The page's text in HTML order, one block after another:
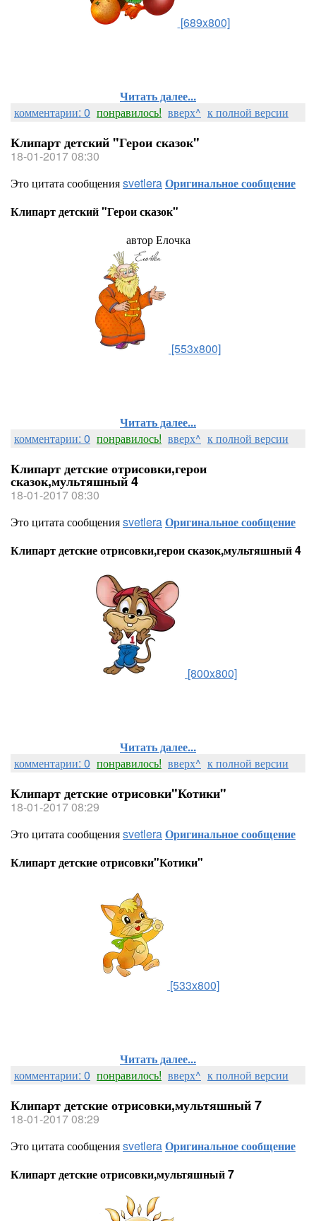
[689x800]
Читать далее...
комментарии: 0 понравилось! вверх^ к полной версии
Клипарт детский "Герои сказок"
18-01-2017 08:30
Это цитата сообщенияsvetleraОригинальное сообщение
Клипарт детский "Герои сказок"
автор Елочка
[553x800]
Читать далее...
комментарии: 0 понравилось! вверх^ к полной версии
Клипарт детские отрисовки,герои
сказок,мультяшный 4
18-01-2017 08:30
Это цитата сообщенияsvetleraОригинальное сообщение
Клипарт детские отрисовки,герои сказок,мультяшный 4
[800x800]
Читать далее...
комментарии: 0 понравилось! вверх^ к полной версии
Клипарт детские отрисовки"Котики"
18-01-2017 08:29
Это цитата сообщенияsvetleraОригинальное сообщение
Клипарт детские отрисовки"Котики"
[533x800]
Читать далее...
комментарии: 0 понравилось! вверх^ к полной версии
Клипарт детские отрисовки,мультяшный 7
18-01-2017 08:29
Это цитата сообщенияsvetleraОригинальное сообщение
Клипарт детские отрисовки,мультяшный 7